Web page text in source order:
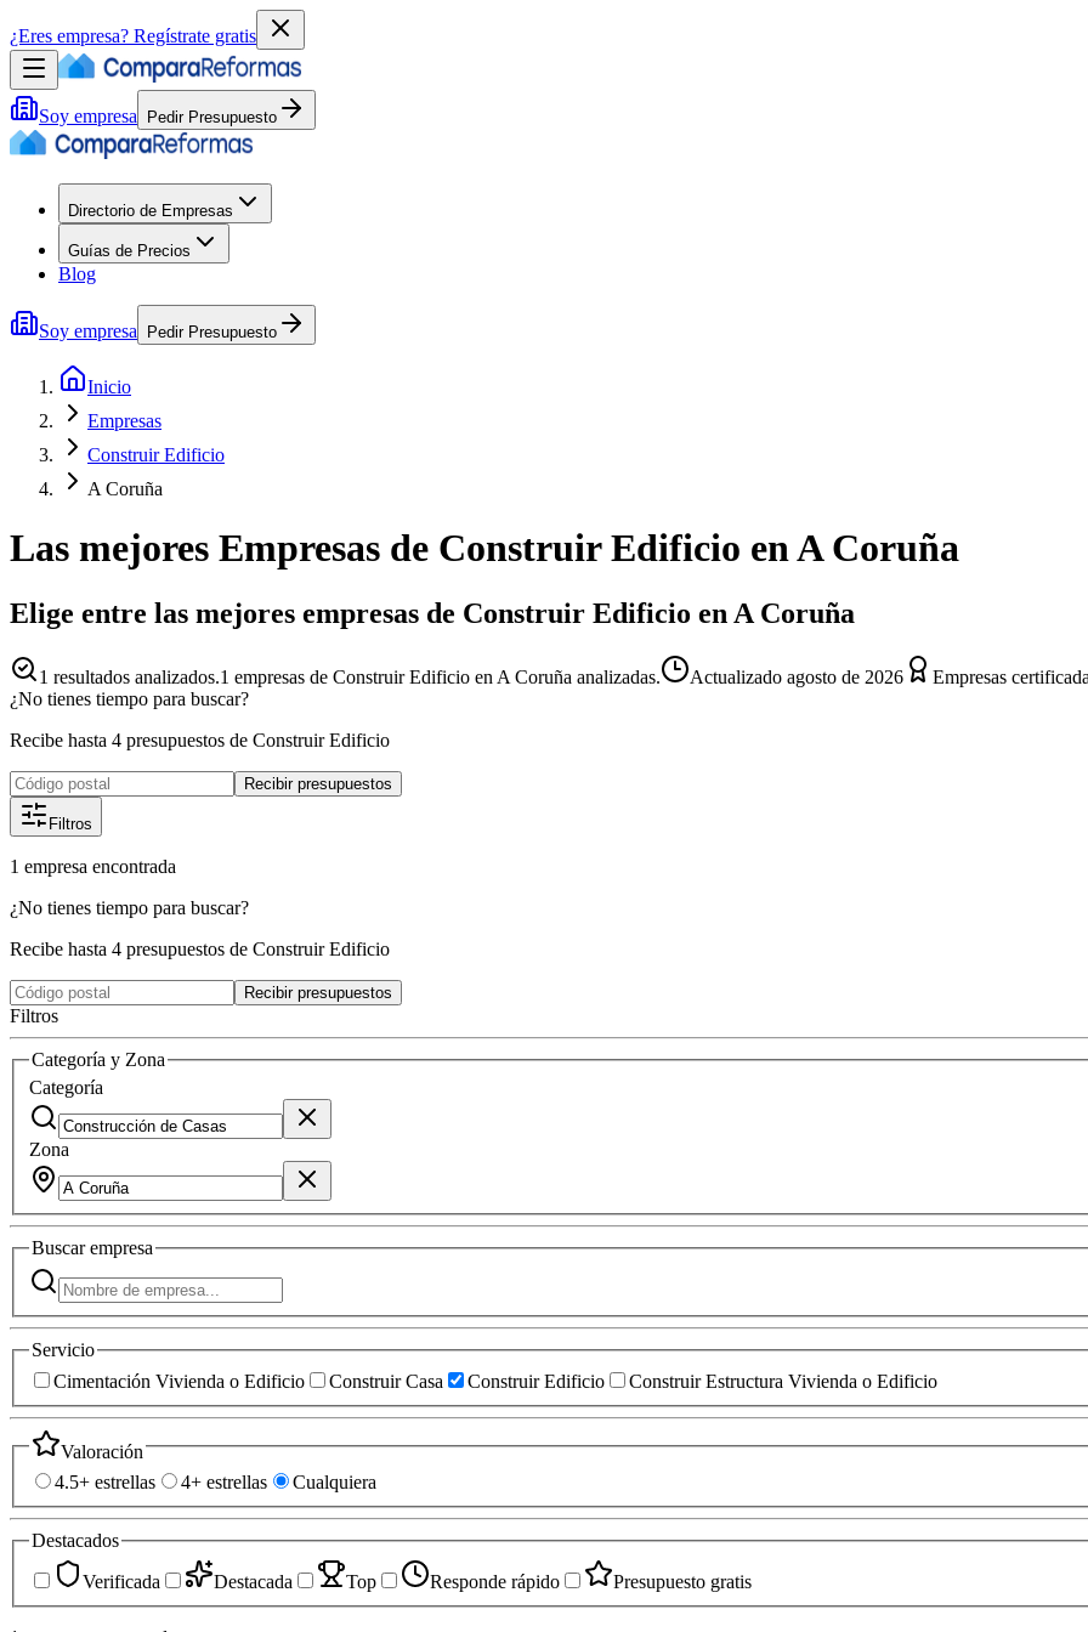
¿Eres empresa? Regístrate gratis
Soy empresa Pedir Presupuesto
Directorio de Empresas
Guías de Precios
Blog
Soy empresa Pedir Presupuesto
Inicio
Empresas
Construir Edificio
A Coruña
Las mejores Empresas de Construir Edificio enA Coruña
Elige entre las mejores empresas de Construir Edificio en A Coruña
1 resultados analizados.1 empresas de Construir Edificio en A Coruña analizadas. Actualizado agosto de 2026
Empresas
¿No tienes tiempo para buscar?
Recibe hasta 4 presupuestos de Construir Edificio
Recibir presupuestos
Filtros
1 empresa encontrada
¿No tienes tiempo para buscar?
Recibe hasta 4 presupuestos de Construir Edificio
Recibir presupuestos
Filtros
Categoría y Zona
Categoría
Zona
Buscarempresa
Servicio
Cimentación Vivienda o Edificio
Construir Casa Construir Edificio Construir Estructura Vivienda o Edificio
Valoración
4.5+ estrellas
4+ estrellas Cualquiera
Destacados
Verificada
Destacada Top Responde rápido Presupuesto gratis